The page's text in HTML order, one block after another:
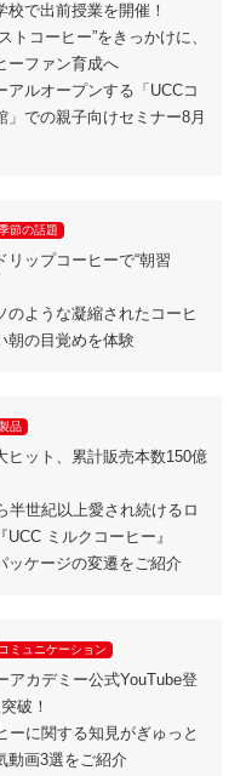
校で出前授業を開催！
トコーヒー”をきっかけに、
ーファン育成へ
アルオープンする「UCCコ
」での親子向けセミナー8月
節の話題
リップコーヒーで“朝習
のような凝縮されたコーヒ
朝の目覚めを体験
品
ヒット、累計販売本数150億
半世紀以上愛され続けるロ
UCC ミルクコーヒー』
ッケージの変遷をご紹介
コミュニケーション
アカデミー公式YouTube登
破！
ーに関する知見がぎゅっと
動画3選をご紹介